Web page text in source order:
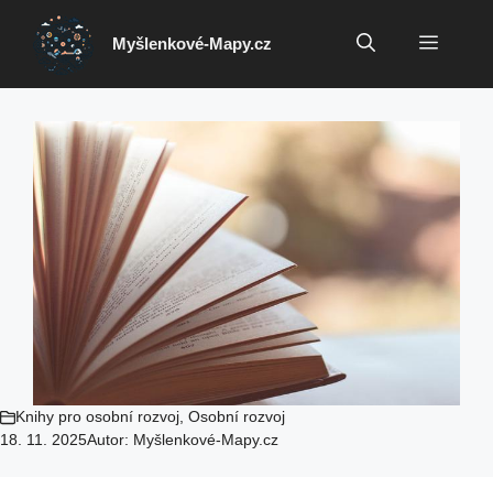
Přeskočit
obsah
Myšlenkové-Mapy.cz Menu
Knihy pro osobní rozvoj, Osobní rozvoj
18. 11. 2025Autor: Myšlenkové-Mapy.cz